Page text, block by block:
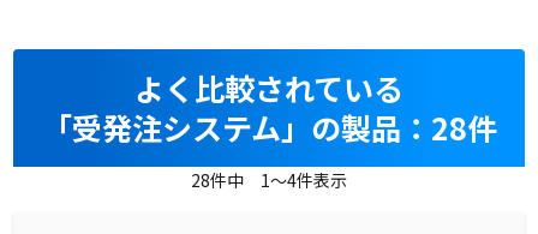
よく比較されている
「受発注システム」の製品：28件
28件中 1～4件表示